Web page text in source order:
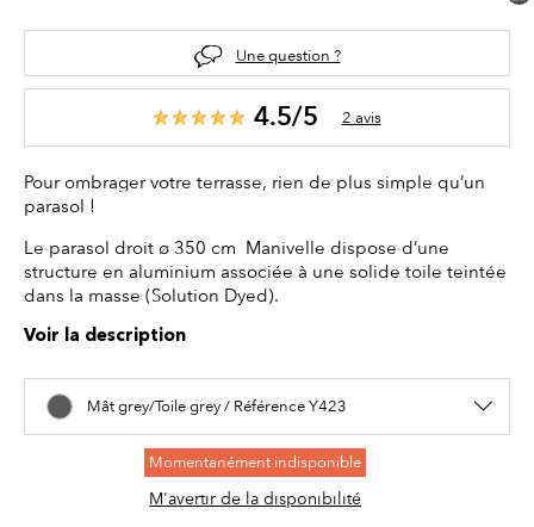
Une question ?
4.5/5 2 avis
Pour ombrager votre terrasse, rien de plus simple qu’un
parasol !
Le parasol droit ø 350 cm Manivelle dispose d’une
structure en aluminium associée à une solide toile teintée
dans la masse (Solution Dyed).
Voir la description
Mât grey/Toile grey / Référence Y423
Momentanément indisponible
M'avertir de la disponibilité